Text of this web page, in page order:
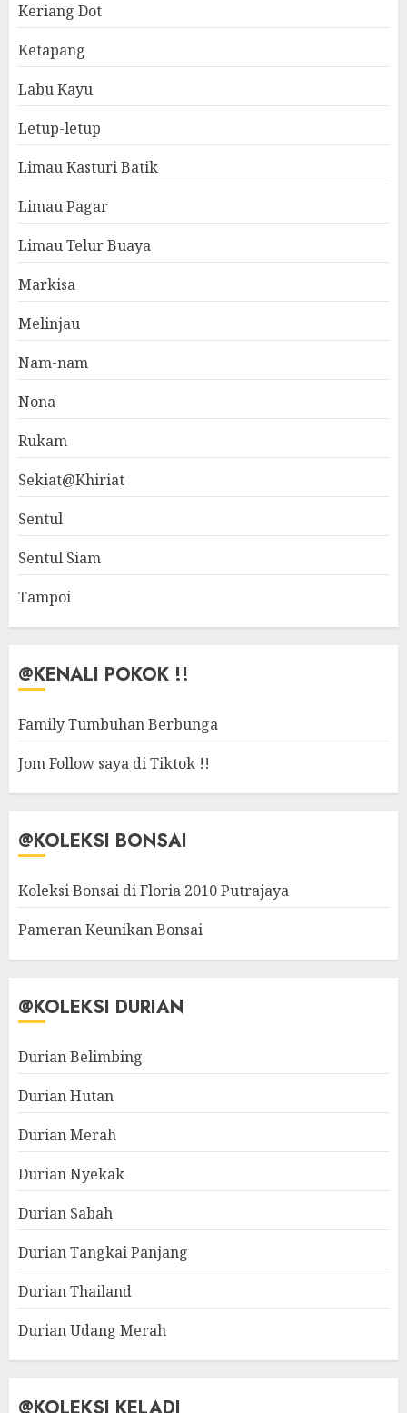
Keriang Dot
Ketapang
Labu Kayu
Letup-letup
Limau Kasturi Batik
Limau Pagar
Limau Telur Buaya
Markisa
Melinjau
Nam-nam
Nona
Rukam
Sekiat@Khiriat
Sentul
Sentul Siam
Tampoi
@KENALI POKOK !!
Family Tumbuhan Berbunga
Jom Follow saya di Tiktok !!
@KOLEKSI BONSAI
Koleksi Bonsai di Floria 2010 Putrajaya
Pameran Keunikan Bonsai
@KOLEKSI DURIAN
Durian Belimbing
Durian Hutan
Durian Merah
Durian Nyekak
Durian Sabah
Durian Tangkai Panjang
Durian Thailand
Durian Udang Merah